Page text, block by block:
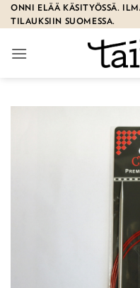
Skip
to
ONNI ELÄÄ KÄSITYÖSSÄ.
TILAUKSIIN SUOMESSA.